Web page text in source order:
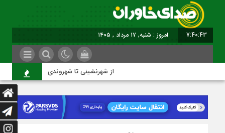
7:40:44 امروز : شنبه, ۱۷ مرداد , ۱۴۰۵
از شهرنشینی تا شهروندی